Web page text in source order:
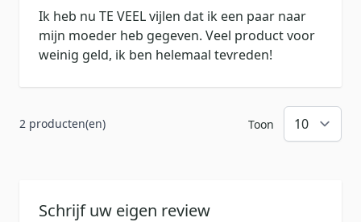
Ik heb nu TE VEEL vijlen dat ik een paar naar
mijn moeder heb gegeven. Veel product voor
weinig geld, ik ben helemaal tevreden!
2 producten(en) Toon
Schrijf uw eigen review